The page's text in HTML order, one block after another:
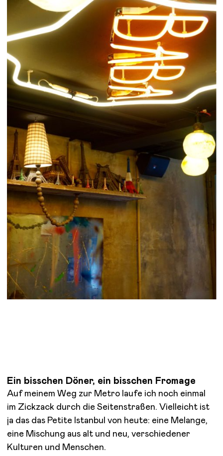
Ein bisschen Döner, ein bisschen Fromage
Auf meinem Weg zur Metro laufe ich noch einmal
im Zickzack durch die Seitenstraßen. Vielleicht ist
ja das das Petite Istanbul von heute: eine Melange,
eine Mischung aus alt und neu, verschiedener
Kulturen und Menschen.